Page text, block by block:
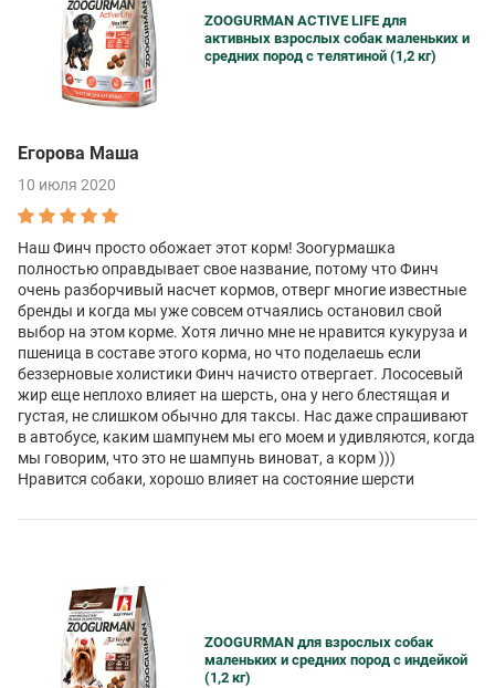
ZOOGURMAN ACTIVE LIFE для
активных взрослых собак маленьких и
средних пород с телятиной (1,2 кг)
Егорова Маша
10 июля 2020
Наш Финч просто обожает этот корм! Зоогурмашка
полностью оправдывает свое название, потому что Финч
очень разборчивый насчет кормов, отверг многие известные
бренды и когда мы уже совсем отчаялись остановил свой
выбор на этом корме. Хотя лично мне не нравится кукуруза и
пшеница в составе этого корма, но что поделаешь если
беззерновые холистики Финч начисто отвергает. Лососевый
жир еще неплохо влияет на шерсть, она у него блестящая и
густая, не слишком обычно для таксы. Нас даже спрашивают
в автобусе, каким шампунем мы его моем и удивляются, когда
мы говорим, что это не шампунь виноват, а корм )))
Нравится собаки, хорошо влияет на состояние шерсти
ZOOGURMAN для взрослых собак
маленьких и средних пород с индейкой
(1,2 кг)